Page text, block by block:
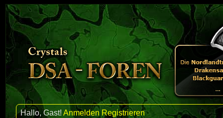
Hallo, Gast!Anmelden Registrieren